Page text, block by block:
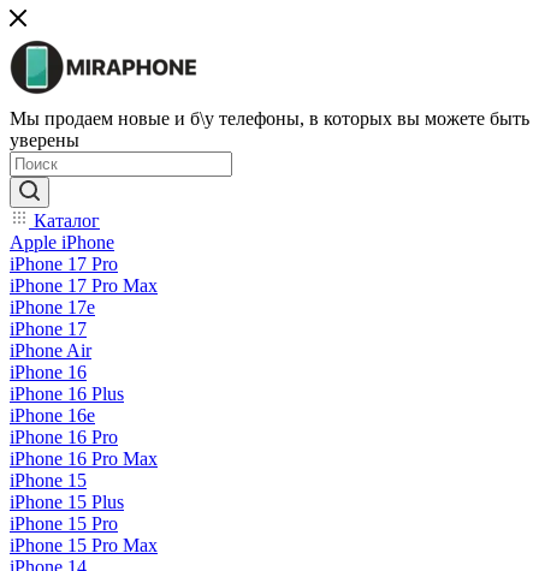
Мы продаем новые и б\у телефоны, в которых вы можете быть
уверены
Каталог
Apple iPhone
iPhone 17 Pro
iPhone 17 Pro Max
iPhone 17e
iPhone 17
iPhone Air
iPhone 16
iPhone 16 Plus
iPhone 16e
iPhone 16 Pro
iPhone 16 Pro Max
iPhone 15
iPhone 15 Plus
iPhone 15 Pro
iPhone 15 Pro Max
iPhone 14